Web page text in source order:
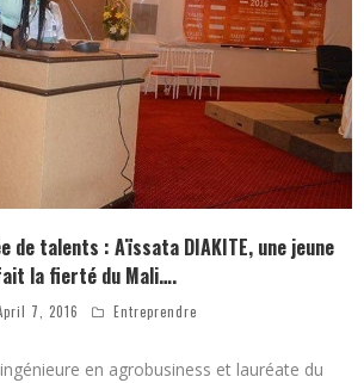
de talents : Aïssata DIAKITE, une jeune
la fierté du Mali….
7, 2016 Entreprendre
en agrobusiness et lauréate du